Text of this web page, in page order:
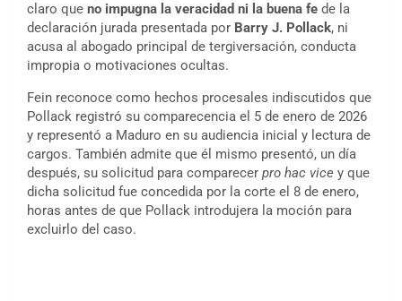
claro que no impugna la veracidad ni la buena fe de la
declaración jurada presentada por Barry J. Pollack, ni
acusa al abogado principal de tergiversación, conducta
impropia o motivaciones ocultas.
Fein reconoce como hechos procesales indiscutidos que
Pollack registró su comparecencia el 5 de enero de 2026
y representó a Maduro en su audiencia inicial y lectura de
cargos. También admite que él mismo presentó, un día
después, su solicitud para comparecer pro hac vice y que
dicha solicitud fue concedida por la corte el 8 de enero,
horas antes de que Pollack introdujera la moción para
excluirlo del caso.